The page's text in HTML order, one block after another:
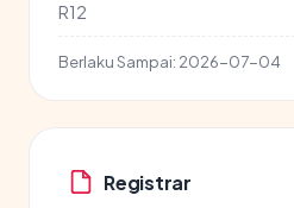
R12
Berlaku Sampai: 2026-07-04
Registrar